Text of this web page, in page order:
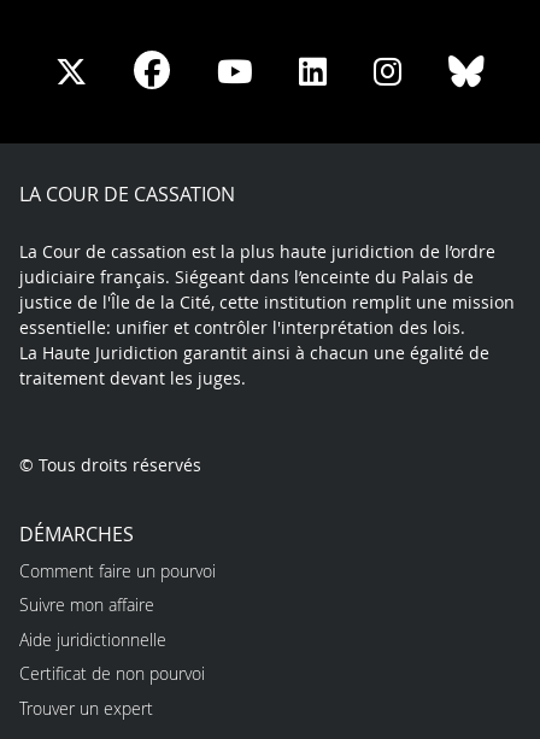
Share
X
Share
Facebook
Share
Youtube
Share
LinkedIn
Share
Instagram
LA COUR DE CASSATION
La Cour de cassation est la plus haute juridiction de l’ordre
judiciaire français. Siégeant dans l’enceinte du Palais de
justice de l'Île de la Cité, cette institution remplit une mission
essentielle: unifier et contrôler l'interprétation des lois.
La Haute Juridiction garantit ainsi à chacun une égalité de
traitement devant les juges.
© Tous droits réservés
DÉMARCHES
Comment faire un pourvoi
Suivre mon affaire
Aide juridictionnelle
Certificat de non pourvoi
Trouver un expert